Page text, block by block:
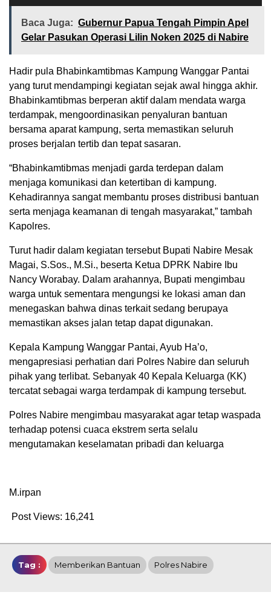
Baca Juga: Gubernur Papua Tengah Pimpin Apel
Gelar Pasukan Operasi Lilin Noken 2025 di Nabire
Hadir pula Bhabinkamtibmas Kampung Wanggar Pantai
yang turut mendampingi kegiatan sejak awal hingga akhir.
Bhabinkamtibmas berperan aktif dalam mendata warga
terdampak, mengoordinasikan penyaluran bantuan
bersama aparat kampung, serta memastikan seluruh
proses berjalan tertib dan tepat sasaran.
“Bhabinkamtibmas menjadi garda terdepan dalam
menjaga komunikasi dan ketertiban di kampung.
Kehadirannya sangat membantu proses distribusi bantuan
serta menjaga keamanan di tengah masyarakat,” tambah
Kapolres.
Turut hadir dalam kegiatan tersebut Bupati Nabire Mesak
Magai, S.Sos., M.Si., beserta Ketua DPRK Nabire Ibu
Nancy Worabay. Dalam arahannya, Bupati mengimbau
warga untuk sementara mengungsi ke lokasi aman dan
menegaskan bahwa dinas terkait sedang berupaya
memastikan akses jalan tetap dapat digunakan.
Kepala Kampung Wanggar Pantai, Ayub Ha’o,
mengapresiasi perhatian dari Polres Nabire dan seluruh
pihak yang terlibat. Sebanyak 40 Kepala Keluarga (KK)
tercatat sebagai warga terdampak di kampung tersebut.
Polres Nabire mengimbau masyarakat agar tetap waspada
terhadap potensi cuaca ekstrem serta selalu
mengutamakan keselamatan pribadi dan keluarga
M.irpan
Post Views: 16,241
Tag : Memberikan Bantuan Polres Nabire